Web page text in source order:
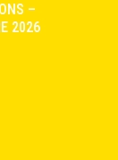
–
2026